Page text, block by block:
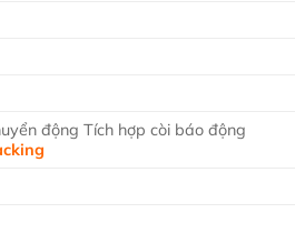
động Tích hợp còi báo động